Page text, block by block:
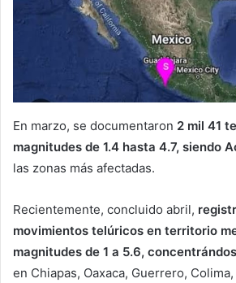
En marzo, se documentaron 2 mil 41
magnitudes de 1.4 hasta 4.7, siendo
las zonas más afectadas.
Recientemente, concluido abril,
movimientos telúricos en territorio
magnitudes de 1 a 5.6,
en Chiapas, Oaxaca, Guerrero,